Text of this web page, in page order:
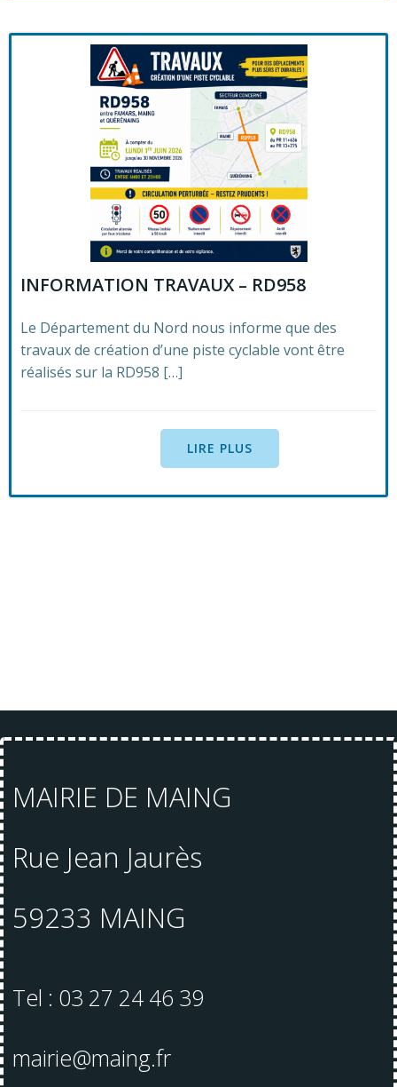
INFORMATION TRAVAUX – RD958
Le Département du Nord nous informe que des
travaux de création d’une piste cyclable vont être
réalisés sur la RD958 […]
LIRE PLUS
MAIRIE DE MAING
Rue Jean Jaurès
59233 MAING
Tel : 03 27 24 46 39
mairie@maing.fr